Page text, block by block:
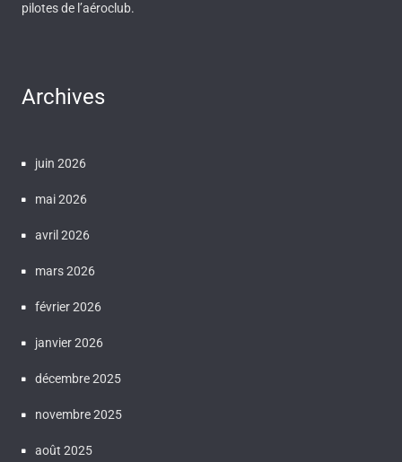
pilotes de l’aéroclub.
Archives
juin 2026
mai 2026
avril 2026
mars 2026
février 2026
janvier 2026
décembre 2025
novembre 2025
août 2025